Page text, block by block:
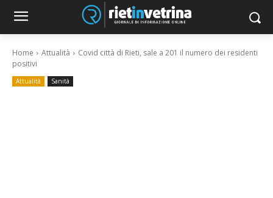
Home Attualità
Covid città di Rieti, sale a 201 il numero dei residenti
positivi
Attualità Sanità